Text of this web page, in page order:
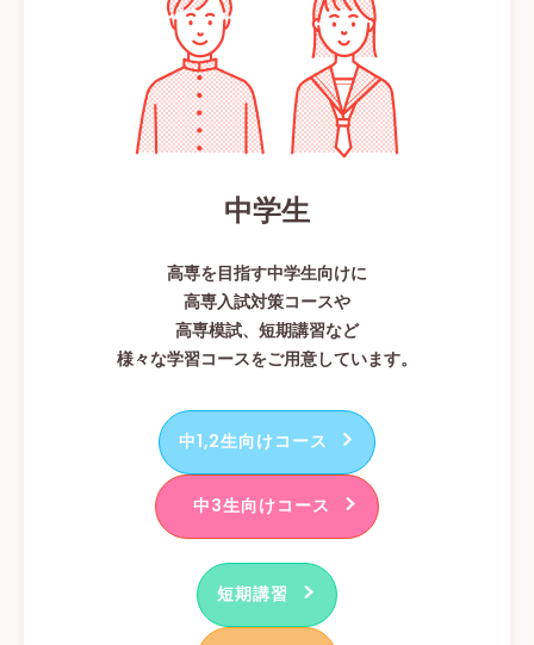
中学生
高専を目指す中学生向けに
高専入試対策コースや
高専模試、短期講習など
様々な学習コースをご用意しています。
中1,2生向けコース
中3生向けコース
短期講習